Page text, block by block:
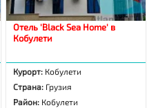
Отель 'Black Sea Home' в
Кобулети
Курорт: Кобулети
Страна: Грузия
Район: Кобулети